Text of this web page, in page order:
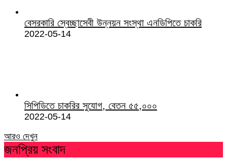
বেসরকারি স্বেচ্ছাসেবী উন্নয়ন সংস্থা এনডিপিতে চাকরি
2022-05-14
সিপিডিতে চাকরির সুযোগ, বেতন ৫৫,০০০
2022-05-14
আরও দেখুন
জনপ্রিয় সংবাদ